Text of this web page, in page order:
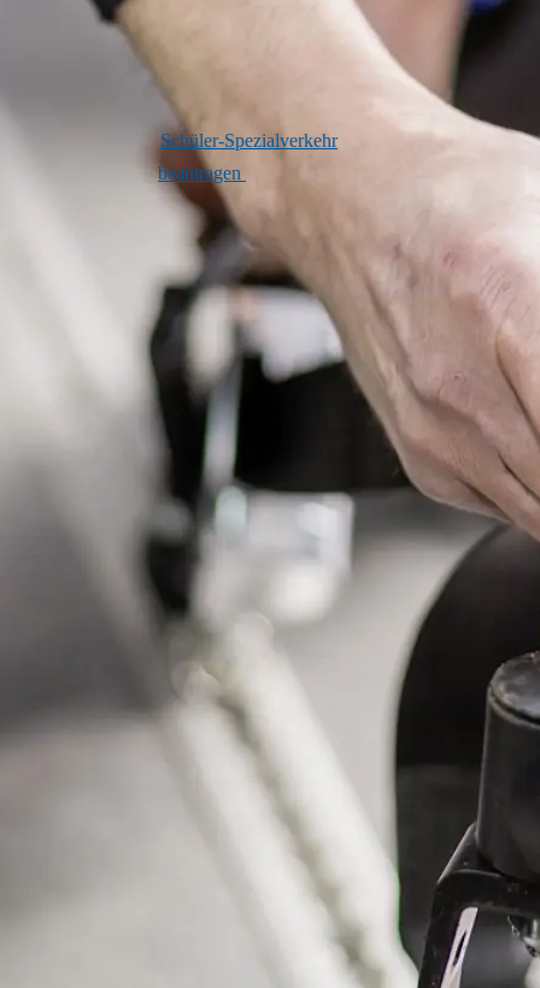
Für Schüler*innen, die den Weg
eigenständig bewältigen können,
können Sie die Teilnahme am
Schüler-Spezialverkehr
beantragen
komplizierten Wort steckt ein
Angebot des Schulträgers LVR:
Schüler*innen werden in
Kleingruppen von spezialisierten
Fahrdiensten zur Schule gebracht
und am Ende des Schultages
wieder nach Hause gefahren.
Der Schüler-Spezialverkehr ist
eine freiwillige Leistung des
LVR. Das Land NRW sieht
keine Beförderungspflicht vor,
die auf dem Schulweg entstehen,
erstattet werden.
Anreise mit dem privaten
Sofern der ÖPNV nicht
zumutbar ist und ein Schüler-
Spezialverkehr nicht infrage
kommt, besteht ein gesetzlicher
Kostenerstattung. Wenn die